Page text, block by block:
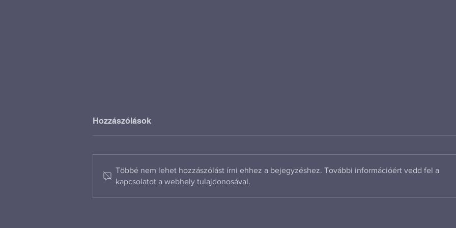
Új fejezet Kecskemét
Átadták az M44 újabb
Hozzászólások
Többé nem lehet hozzászólást írni ehhez a bejegyzéshez. További információért vedd fel a
kapcsolatot a webhely tulajdonosával.